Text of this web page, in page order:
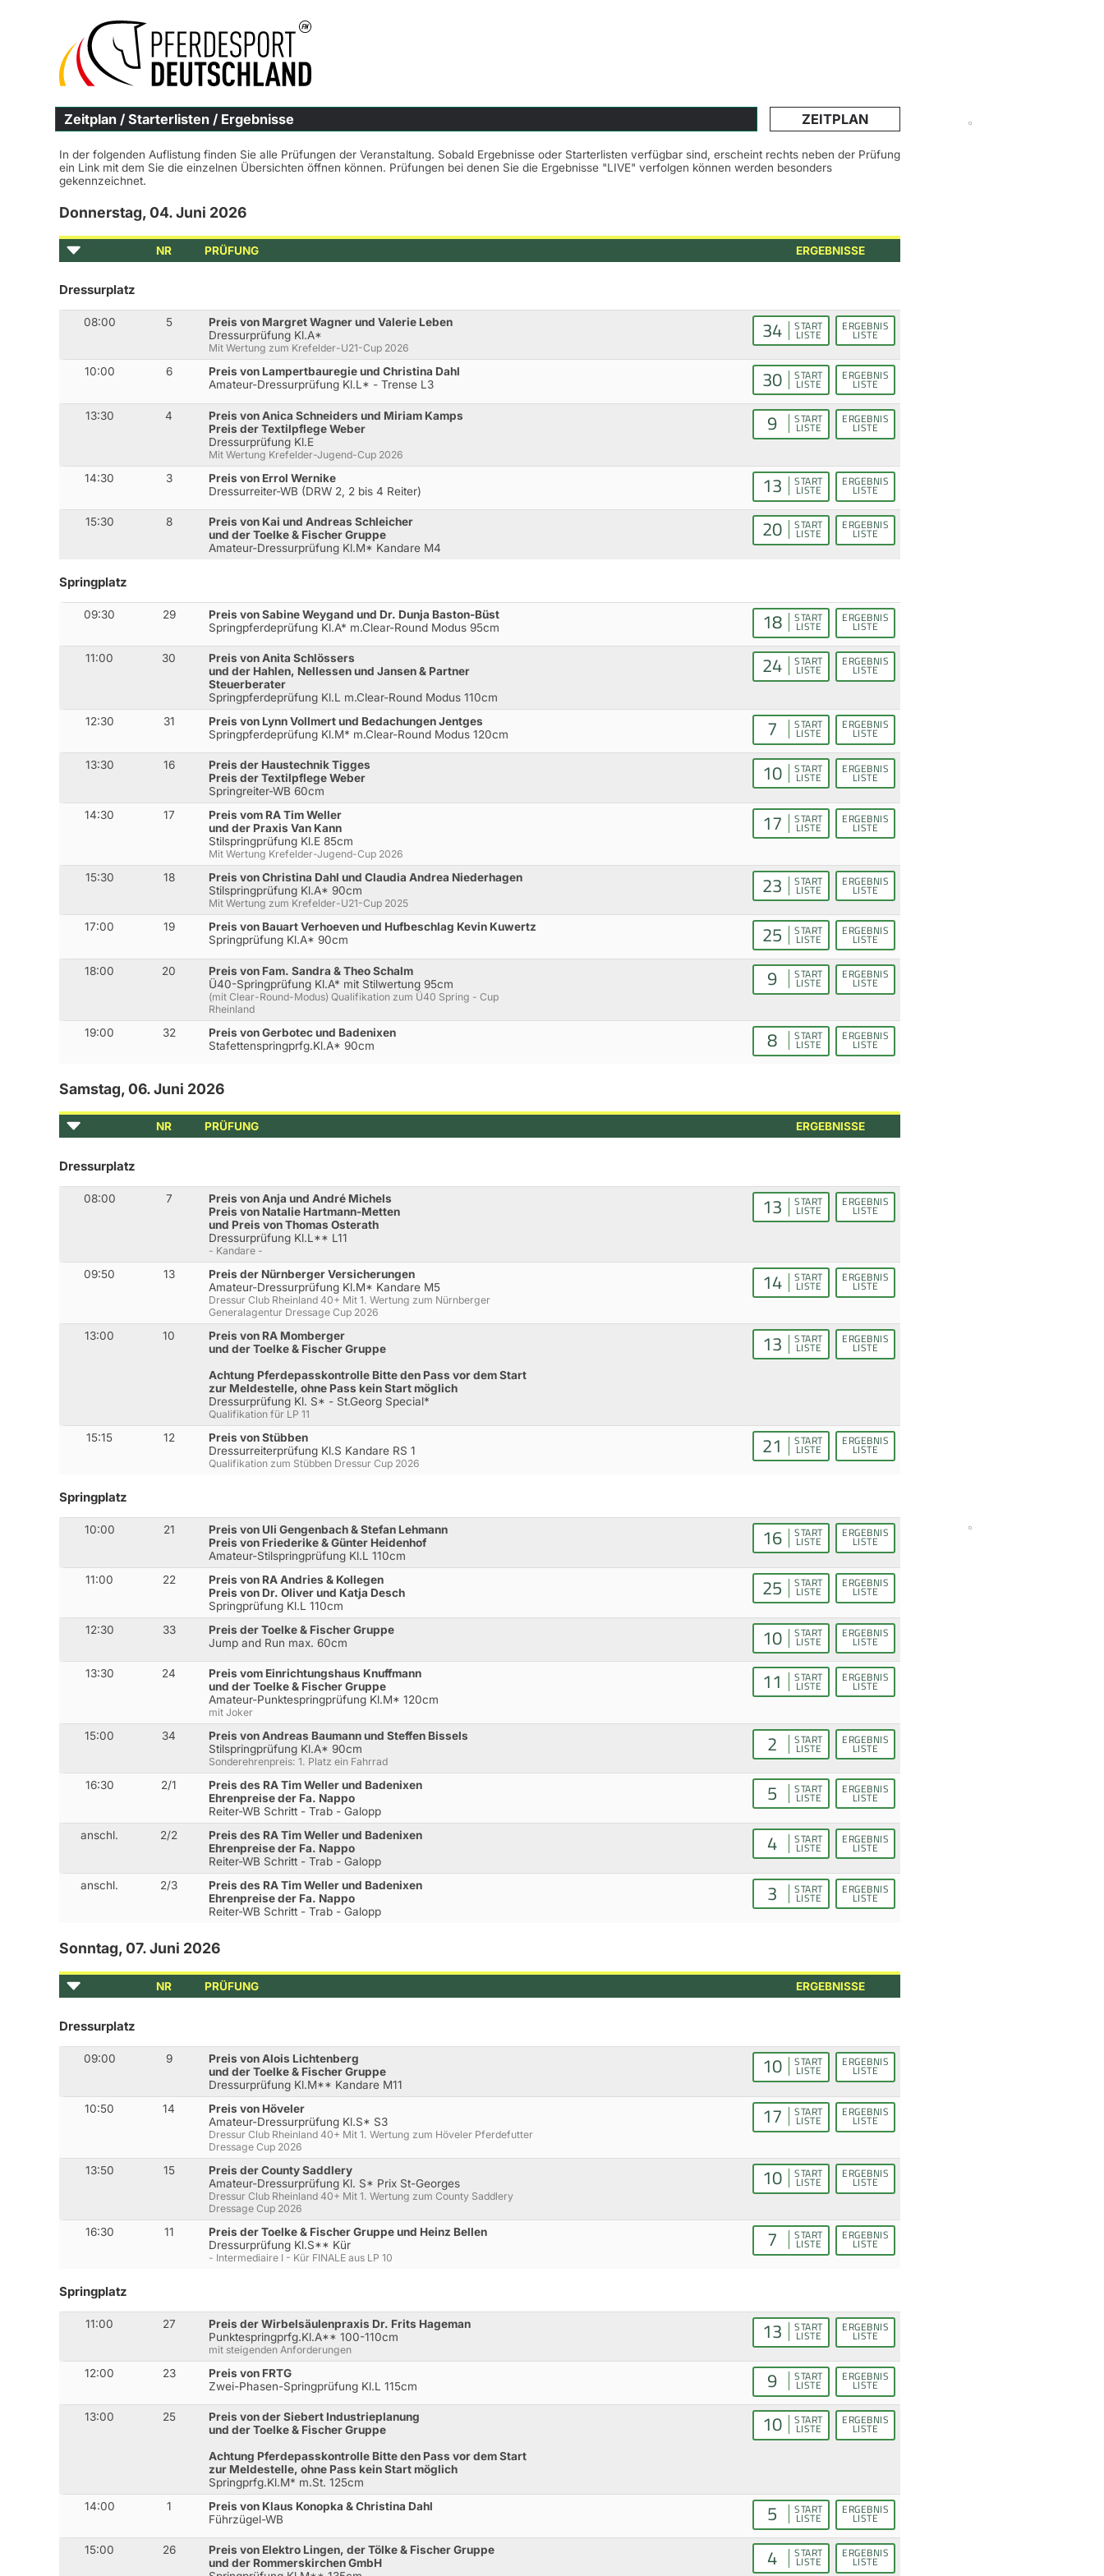
Zeitplan / Starterlisten / Ergebnisse ZEITPLAN
In der folgenden Auflistung finden Sie alle Prüfungen der Veranstaltung. Sobald Ergebnisse oder Starterlisten verfügbar sind, erscheint rechts neben der Prüfung
ein Link mit dem Sie die einzelnen Übersichten öffnen können. Prüfungen bei denen Sie die Ergebnisse "LIVE" verfolgen können werden besonders
gekennzeichnet.
Donnerstag, 04. Juni 2026
NR PRÜFUNG ERGEBNISSE
Dressurplatz
08:00 5
Preis von Margret Wagner und Valerie Leben
Dressurprüfung Kl.A*
Mit Wertung zum Krefelder-U21-Cup 2026
34 START
LISTE
ERGEBNIS
LISTE
10:00 6
Preis von Lampertbauregie und Christina Dahl
Amateur-Dressurprüfung Kl.L* - Trense L3
30 START
LISTE
ERGEBNIS
LISTE
13:30 4
Preis von Anica Schneiders und Miriam Kamps
Preis der Textilpflege Weber
Dressurprüfung Kl.E
Mit Wertung Krefelder-Jugend-Cup 2026
9 START
LISTE
ERGEBNIS
LISTE
14:30 3
Preis von Errol Wernike
Dressurreiter-WB (DRW 2, 2 bis 4 Reiter)
13 START
LISTE
ERGEBNIS
LISTE
15:30 8
Preis von Kai und Andreas Schleicher
und der Toelke & Fischer Gruppe
Amateur-Dressurprüfung Kl.M* Kandare M4
20 START
LISTE
ERGEBNIS
LISTE
Springplatz
09:30 29
Preis von Sabine Weygand und Dr. Dunja Baston-Büst
Springpferdeprüfung Kl.A* m.Clear-Round Modus 95cm
18 START
LISTE
ERGEBNIS
LISTE
11:00 30
Preis von Anita Schlössers
und der Hahlen, Nellessen und Jansen & Partner
Steuerberater
Springpferdeprüfung Kl.L m.Clear-Round Modus 110cm
24 START
LISTE
ERGEBNIS
LISTE
12:30 31
Preis von Lynn Vollmert und Bedachungen Jentges
Springpferdeprüfung Kl.M* m.Clear-Round Modus 120cm
7 START
LISTE
ERGEBNIS
LISTE
13:30 16
Preis der Haustechnik Tigges
Preis der Textilpflege Weber
Springreiter-WB 60cm
10 START
LISTE
ERGEBNIS
LISTE
14:30 17
Preis vom RA Tim Weller
und der Praxis Van Kann
Stilspringprüfung Kl.E 85cm
Mit Wertung Krefelder-Jugend-Cup 2026
17 START
LISTE
ERGEBNIS
LISTE
15:30 18
Preis von Christina Dahl und Claudia Andrea Niederhagen
Stilspringprüfung Kl.A* 90cm
Mit Wertung zum Krefelder-U21-Cup 2025
23 START
LISTE
ERGEBNIS
LISTE
17:00 19
Preis von Bauart Verhoeven und Hufbeschlag Kevin Kuwertz
Springprüfung Kl.A* 90cm
25 START
LISTE
ERGEBNIS
LISTE
18:00 20
Preis von Fam. Sandra & Theo Schalm
Ü40-Springprüfung Kl.A* mit Stilwertung 95cm
(mit Clear-Round-Modus) Qualifikation zum Ü40 Spring - Cup
Rheinland
9 START
LISTE
ERGEBNIS
LISTE
19:00 32
Preis von Gerbotec und Badenixen
Stafettenspringprfg.Kl.A* 90cm
8 START
LISTE
ERGEBNIS
LISTE
Samstag, 06. Juni 2026
NR PRÜFUNG ERGEBNISSE
Dressurplatz
08:00 7
Preis von Anja und André Michels
Preis von Natalie Hartmann-Metten
und Preis von Thomas Osterath
Dressurprüfung Kl.L** L11
- Kandare -
13 START
LISTE
ERGEBNIS
LISTE
09:50 13
Preis der Nürnberger Versicherungen
Amateur-Dressurprüfung Kl.M* Kandare M5
Dressur Club Rheinland 40+ Mit 1. Wertung zum Nürnberger
Generalagentur Dressage Cup 2026
14 START
LISTE
ERGEBNIS
LISTE
13:00 10
Preis von RA Momberger
und der Toelke & Fischer Gruppe
Achtung Pferdepasskontrolle Bitte den Pass vor dem Start
zur Meldestelle, ohne Pass kein Start möglich
Dressurprüfung Kl. S* - St.Georg Special*
Qualifikation für LP 11
13 START
LISTE
ERGEBNIS
LISTE
15:15 12
Preis von Stübben
Dressurreiterprüfung Kl.S Kandare RS 1
Qualifikation zum Stübben Dressur Cup 2026
21 START
LISTE
ERGEBNIS
LISTE
Springplatz
10:00 21
Preis von Uli Gengenbach & Stefan Lehmann
Preis von Friederike & Günter Heidenhof
Amateur-Stilspringprüfung Kl.L 110cm
16 START
LISTE
ERGEBNIS
LISTE
11:00 22
Preis von RA Andries & Kollegen
Preis von Dr. Oliver und Katja Desch
Springprüfung Kl.L 110cm
25 START
LISTE
ERGEBNIS
LISTE
12:30 33
Preis der Toelke & Fischer Gruppe
Jump and Run max. 60cm
10 START
LISTE
ERGEBNIS
LISTE
13:30 24
Preis vom Einrichtungshaus Knuffmann
und der Toelke & Fischer Gruppe
Amateur-Punktespringprüfung Kl.M* 120cm
mit Joker
11 START
LISTE
ERGEBNIS
LISTE
15:00 34
Preis von Andreas Baumann und Steffen Bissels
Stilspringprüfung Kl.A* 90cm
Sonderehrenpreis: 1. Platz ein Fahrrad
2 START
LISTE
ERGEBNIS
LISTE
16:30 2/1
Preis des RA Tim Weller und Badenixen
Ehrenpreise der Fa. Nappo
Reiter-WB Schritt - Trab - Galopp
5 START
LISTE
ERGEBNIS
LISTE
anschl. 2/2
Preis des RA Tim Weller und Badenixen
Ehrenpreise der Fa. Nappo
Reiter-WB Schritt - Trab - Galopp
4 START
LISTE
ERGEBNIS
LISTE
anschl. 2/3
Preis des RA Tim Weller und Badenixen
Ehrenpreise der Fa. Nappo
Reiter-WB Schritt - Trab - Galopp
3 START
LISTE
ERGEBNIS
LISTE
Sonntag, 07. Juni 2026
NR PRÜFUNG ERGEBNISSE
Dressurplatz
09:00 9
Preis von Alois Lichtenberg
und der Toelke & Fischer Gruppe
Dressurprüfung Kl.M** Kandare M11
10 START
LISTE
ERGEBNIS
LISTE
10:50 14
Preis von Höveler
Amateur-Dressurprüfung Kl.S* S3
Dressur Club Rheinland 40+ Mit 1. Wertung zum Höveler Pferdefutter
Dressage Cup 2026
17 START
LISTE
ERGEBNIS
LISTE
13:50 15
Preis der County Saddlery
Amateur-Dressurprüfung Kl. S* Prix St-Georges
Dressur Club Rheinland 40+ Mit 1. Wertung zum County Saddlery
Dressage Cup 2026
10 START
LISTE
ERGEBNIS
LISTE
16:30 11
Preis der Toelke & Fischer Gruppe und Heinz Bellen
Dressurprüfung Kl.S** Kür
- Intermediaire I - Kür FINALE aus LP 10
7 START
LISTE
ERGEBNIS
LISTE
Springplatz
11:00 27
Preis der Wirbelsäulenpraxis Dr. Frits Hageman
Punktespringprfg.Kl.A** 100-110cm
mit steigenden Anforderungen
13 START
LISTE
ERGEBNIS
LISTE
12:00 23
Preis von FRTG
Zwei-Phasen-Springprüfung Kl.L 115cm
9 START
LISTE
ERGEBNIS
LISTE
13:00 25
Preis von der Siebert Industrieplanung
und der Toelke & Fischer Gruppe
Achtung Pferdepasskontrolle Bitte den Pass vor dem Start
zur Meldestelle, ohne Pass kein Start möglich
Springprfg.Kl.M* m.St. 125cm
10 START
LISTE
ERGEBNIS
LISTE
14:00 1
Preis von Klaus Konopka & Christina Dahl
Führzügel-WB
5 START
LISTE
ERGEBNIS
LISTE
15:00 26
Preis von Elektro Lingen, der Tölke & Fischer Gruppe
und der Rommerskirchen GmbH
4 START
LISTE
ERGEBNIS
LISTE